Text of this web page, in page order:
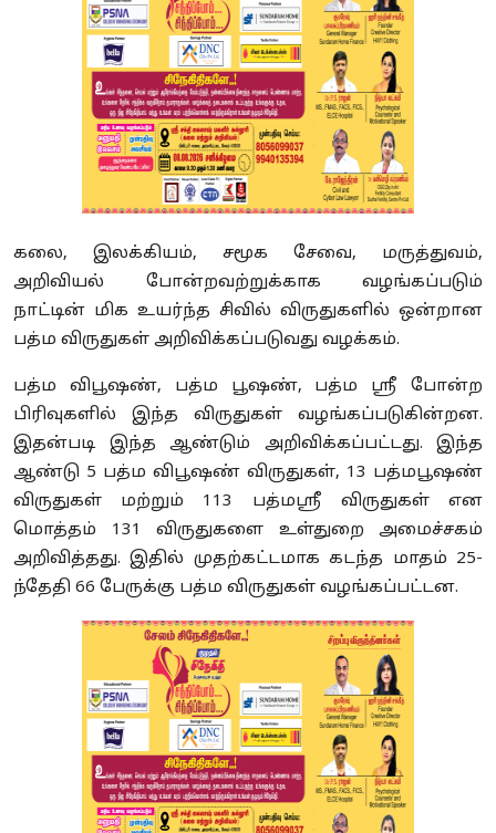
கலை, இலக்கியம், சமூக சேவை, மருத்துவம்,
அறிவியல் போன்றவற்றுக்காக வழங்கப்படும்
நாட்டின் மிக உயர்ந்த சிவில் விருதுகளில் ஒன்றான
பத்ம விருதுகள் அறிவிக்கப்படுவது வழக்கம்.
பத்ம விபூஷண், பத்ம பூஷண், பத்ம ஸ்ரீ போன்ற
பிரிவுகளில் இந்த விருதுகள் வழங்கப்படுகின்றன.
இதன்படி இந்த ஆண்டும் அறிவிக்கப்பட்டது. இந்த
ஆண்டு 5 பத்ம விபூஷண் விருதுகள், 13 பத்மபூஷண்
விருதுகள் மற்றும் 113 பத்மஸ்ரீ விருதுகள் என
மொத்தம் 131 விருதுகளை உள்துறை அமைச்சகம்
அறிவித்தது. இதில் முதற்கட்டமாக கடந்த மாதம் 25-
ந்தேதி 66 பேருக்கு பத்ம விருதுகள் வழங்கப்பட்டன.